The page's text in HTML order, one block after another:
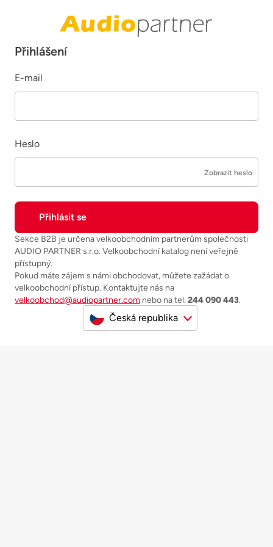
Přihlášení
E-mail
Heslo
Zobrazit heslo
Sekce B2B je určena velkoobchodním partnerům společnosti
AUDIO PARTNER s.r.o. Velkoobchodní katalog není veřejně
přístupný.
Pokud máte zájem s námi obchodovat, můžete zažádat o
velkoobchodní přístup. Kontaktujte nás na
velkoobchod@audiopartner.com nebo na tel. 244 090 443.
Česká republika